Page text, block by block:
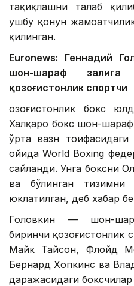
тақиқлашни талаб
ушбу қонун
қилинган.
Euronews: Геннадий
шон-шараф залига
қозоғистонлик спортчи
Қозоғистонлик бокс
Халқаро бокс шон-
ўрта вазн
ойида World Boxing
сайланди. Унга боксни
ва бўлинган тизимни
юклатилган, деб хабар
Головкин — шон-
биринчи қозоғистонлик
Майк Тайсон, Флойд
Бернард Хопкинс ва
даражасидаги